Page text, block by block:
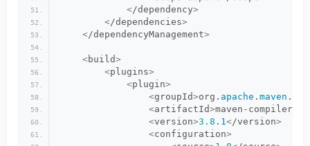
</dependency>
</dependencies>
</dependencyManagement>
<build>
<plugins>
<plugin>
<groupId>org. apache . maven .
<artifactId>maven-compiler-
<version>3.8 . 1 </version>
<configuration>